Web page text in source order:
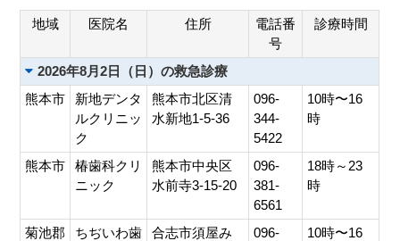
地域 医院名 住所
電話番
号
診療時間
2026年8月2日（日）の救急診療
熊本市
新地デンタ
ルクリニッ
ク
熊本市北区清
水新地1-5-36
096-
344-
5422
10時〜16
時
熊本市
椿歯科クリ
ニック
熊本市中央区
水前寺3-15-20
096-
381-
6561
18時～23
時
菊池郡
ちぢいわ歯
合志市須屋み
096-
10時〜16
サイトマップ